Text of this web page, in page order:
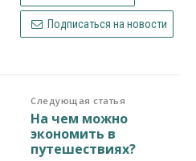
Подписаться на новости
Следующая статья
На чем можно
экономить в
путешествиях?